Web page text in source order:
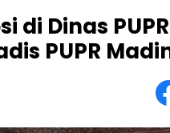
Dinas
PUPR